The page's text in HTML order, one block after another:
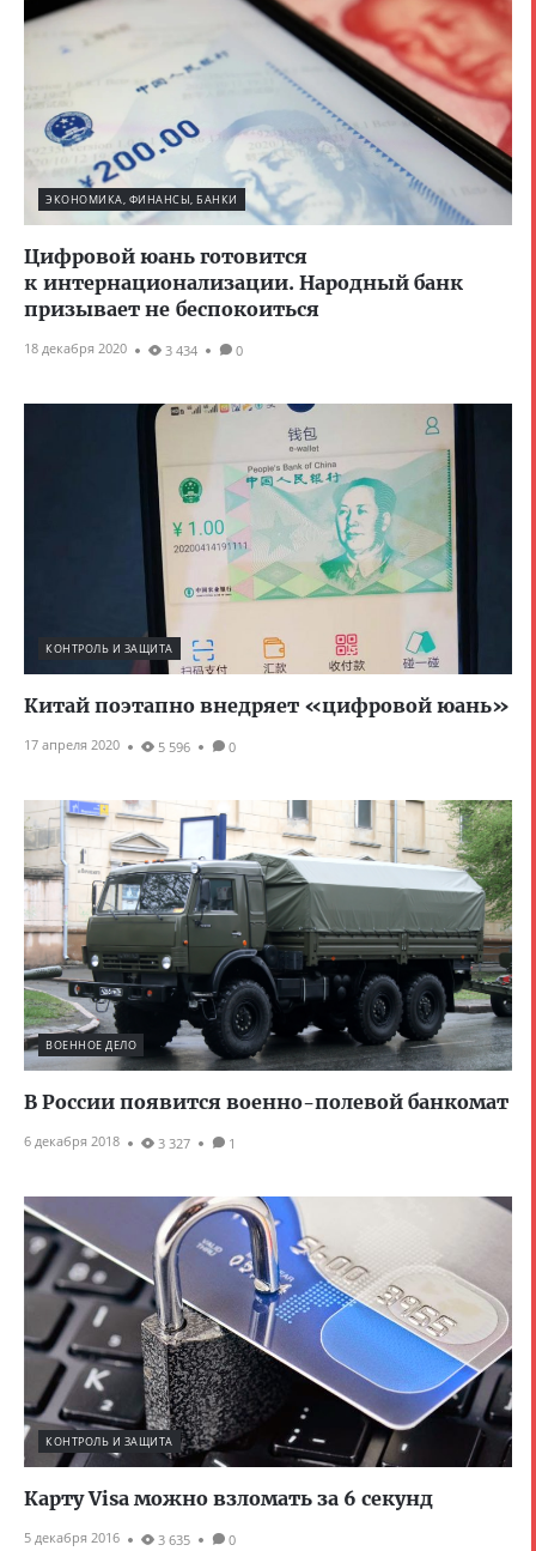
ЭКОНОМИКА, ФИНАНСЫ, БАНКИ
Цифровой юань готовится
к интернационализации. Народный банк
призывает не беспокоиться
18 декабря 2020 3 434 0
КОНТРОЛЬ И ЗАЩИТА
Китай поэтапно внедряет «‎цифровой юань»
17 апреля 2020 5 596 0
ВОЕННОЕ ДЕЛО
В России появится военно-полевой банкомат
6 декабря 2018 3 327 1
КОНТРОЛЬ И ЗАЩИТА
Карту Visa можно взломать за 6 секунд
5 декабря 2016 3 635 0